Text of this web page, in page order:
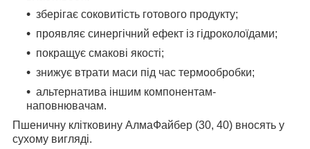
зберігає соковитість готового продукту;
проявляє синергічний ефект із гідроколоїдами;
покращує смакові якості;
знижує втрати маси під час термообробки;
альтернатива іншим компонентам-
наповнювачам.
Пшеничну клітковину АлмаФайбер (30, 40) вносять у
сухому вигляді.